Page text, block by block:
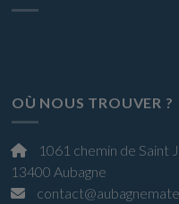
OÙ NOUS TROUVER ?
1061 chemin de Saint
13400 Aubagne